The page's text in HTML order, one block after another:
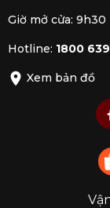
Giờ mở cửa:
Hotline: 1800
Xem bản đồ